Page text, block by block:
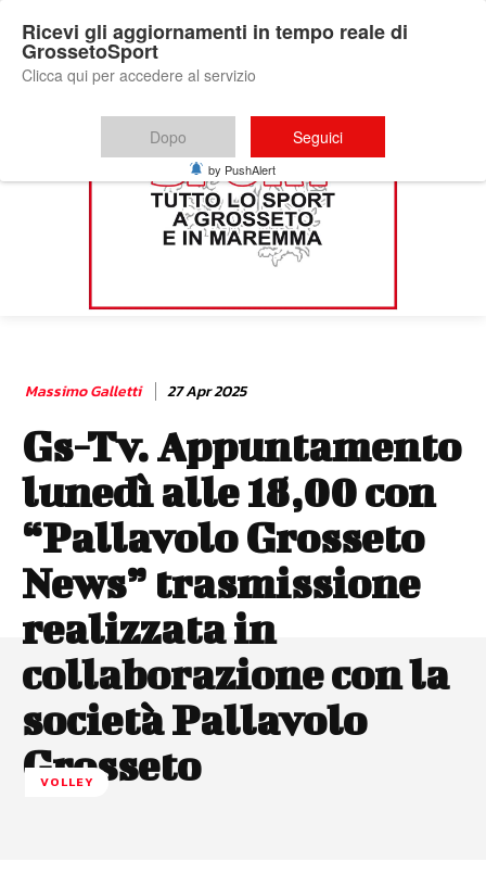
Massimo Galletti 27 Apr 2025
Gs-Tv. Appuntamento
lunedì alle 18,00 con
“Pallavolo Grosseto
News” trasmissione
realizzata in
collaborazione con la
società Pallavolo
Grosseto
VOLLEY
Ricevi gli aggiornamenti in tempo reale di
GrossetoSport
Clicca qui per accedere al servizio
Dopo Seguici
by PushAlert